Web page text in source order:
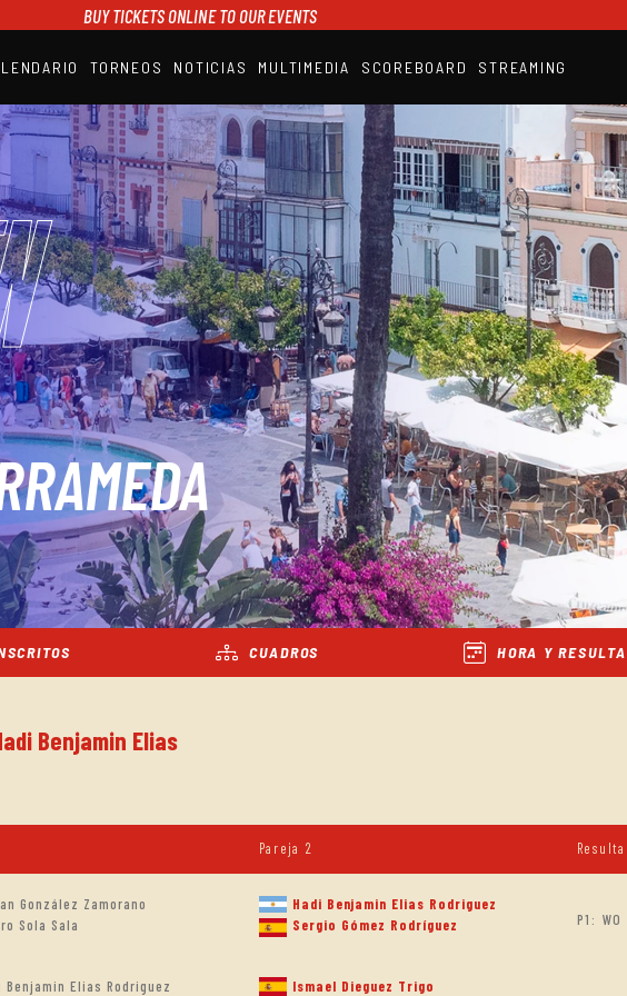
BUY TICKETS ONLINE TO OUR EVENTS
TORNEOS NOTICIAS MULTIMEDIA SCOREBOARD STREAMING
A1PADEL
RANKING
CALENDARIO
TORNEOS
NOTICIAS
MULTIMEDIA
SCOREBOARD
STREAMING
CUADROS HORA Y
Benjamin Elias
Pareja 2
González Zamorano
Sola Sala
Hadi Benjamin Elias Rodriguez
Sergio Gómez Rodríguez
P1: WO
Benjamin Elias Rodriguez
Ismael Dieguez Trigo